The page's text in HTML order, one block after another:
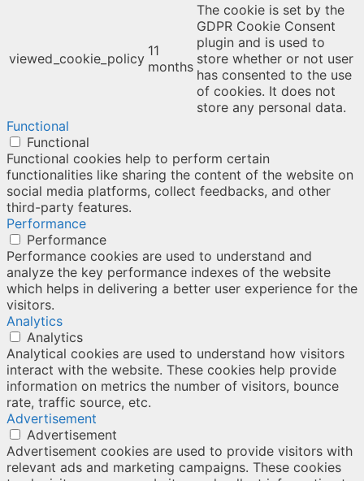
viewed_cookie_policy 11
months
The cookie is set by the
GDPR Cookie Consent
plugin and is used to
store whether or not user
has consented to the use
of cookies. It does not
store any personal data.
Functional
Functional
Functional cookies help to perform certain
functionalities like sharing the content of the website on
social media platforms, collect feedbacks, and other
third-party features.
Performance
Performance
Performance cookies are used to understand and
analyze the key performance indexes of the website
which helps in delivering a better user experience for the
visitors.
Analytics
Analytics
Analytical cookies are used to understand how visitors
interact with the website. These cookies help provide
information on metrics the number of visitors, bounce
rate, traffic source, etc.
Advertisement
Advertisement
Advertisement cookies are used to provide visitors with
relevant ads and marketing campaigns. These cookies